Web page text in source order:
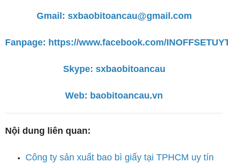
Gmail: sxbaobitoancau@gmail.com
Fanpage: https://www.facebook.com/
Skype: sxbaobitoancau
Web: baobitoancau.vn
Nội dung liên quan:
Công ty sản xuất bao bì giấy tại TPHCM uy tín